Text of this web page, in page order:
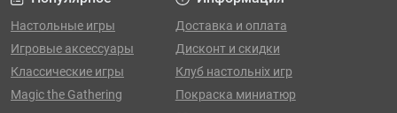
Настольные игры
Игровые аксессуары
Классические игры
Magic the Gathering
Доставка и оплата
Дисконт и скидки
Клуб настольніх игр
Покраска миниатюр